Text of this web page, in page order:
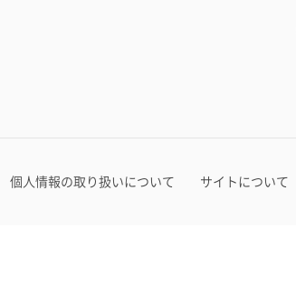
個人情報の取り扱いについて サイトについて